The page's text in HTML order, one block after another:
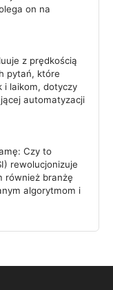
on na
z prędkością
pytań, które
i laikom, dotyczy
automatyzacji
Czy to
rewolucjonizuje
również branżę
algorytmom i